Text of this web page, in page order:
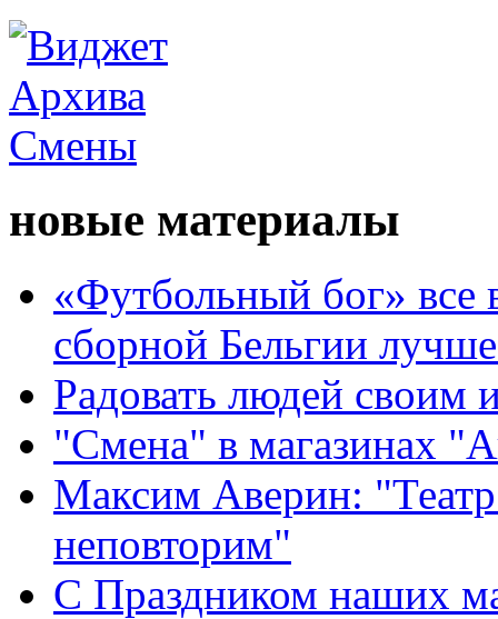
новые материалы
«Футбольный бог» все
сборной Бельгии
Радовать людей своим
"Смена" в магазинах
Максим Аверин:
неповторим"
С Праздником наших